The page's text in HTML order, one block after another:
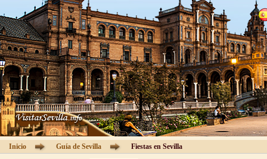
Catedral de Sevilla
Visitas Guiadas
Información
Entradas
Guía de Sevilla
Inicio Guía de Sevilla Fiestas en Sevilla